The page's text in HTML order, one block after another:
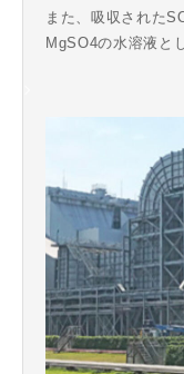
また、吸収された
MgSO4の水溶液と